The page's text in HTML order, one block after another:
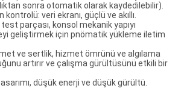
sonra otomatik olarak kaydedilebilir).
veri ekranı, güçlü ve akıllı.
test parçası, konsol mekanik yapıyı
geliştirmek için pnömatik yükleme iletim
ve sertlik, hizmet ömrünü ve algılama
artırır ve çalışma gürültüsünü etkili bir
düşük enerji ve düşük gürültü.